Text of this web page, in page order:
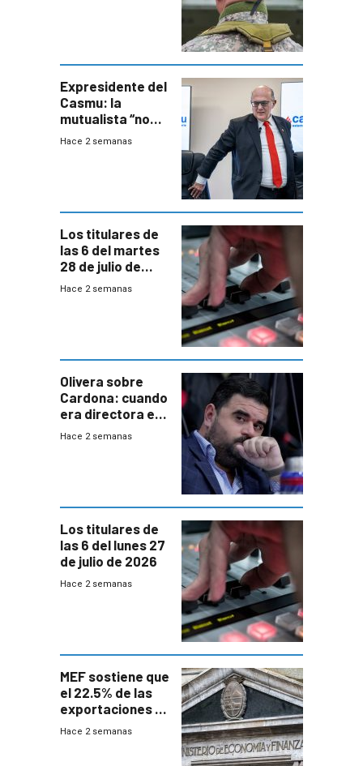
seguridad
Expresidente del
Casmu: la
mutualista “no
está para pagar”
Hace 2 semanas
Los titulares de
las 6 del martes
28 de julio de
2026
Hace 2 semanas
Olivera sobre
Cardona: cuando
era directora en
UTE “no era muy
Hace 2 semanas
Los titulares de
las 6 del lunes 27
de julio de 2026
Hace 2 semanas
MEF sostiene que
el 22.5% de las
exportaciones a
EE.UU se verán
Hace 2 semanas